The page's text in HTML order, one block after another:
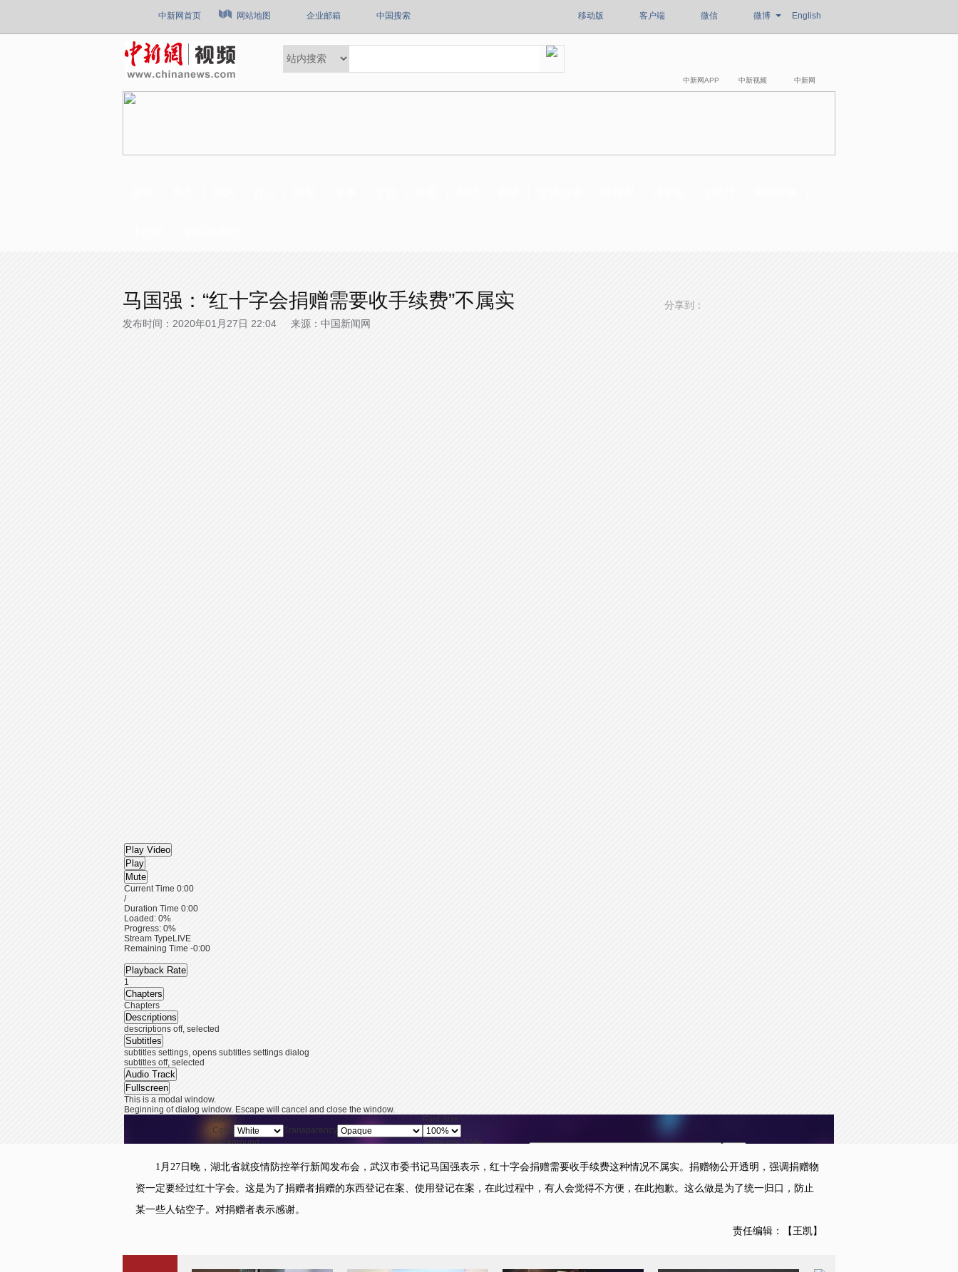
中新网首页 网站地图 企业邮箱 中国搜索 移动版 客户端 微信 微博 English
中新网APP 中新视频 中新网
马国强：“红十字会捐赠需要收手续费”不属实
发布时间：2020年01月27日 22:04 来源：中国新闻网
分享到：
Play Video
Play
Mute
Current Time 0:00
/
Duration Time 0:00
Loaded : 0%
Progress: 0%
Stream Type LIVE
Remaining Time -0:00
Playback Rate
1
Chapters
Chapters
Descriptions
descriptions off, selected
Subtitles
subtitles settings, opens subtitles settings dialog
subtitles off, selected
Audio Track
Fullscreen
This is a modal window.
Beginning of dialog window. Escape will cancel and close the window.
Text
Color
Transparency
Background
Window
Font Size
Text Edge Style
Font Family
End of dialog window.
1月27日晚，湖北省就疫情防控举行新闻发布会，武汉市委书记马国强表示，红十字会捐赠需要收手续费这种情况不属实。捐赠物公开透明，强调捐赠物
资一定要经过红十字会。这是为了捐赠者捐赠的东西登记在案、使用登记在案，在此过程中，有人会觉得不方便，在此抱歉。这么做是为了统一归口，防止
某一些人钻空子。对捐赠者表示感谢。
责任编辑：【王凯】